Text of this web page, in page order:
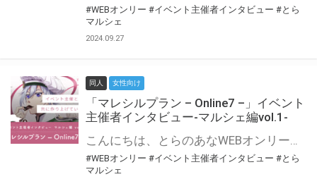
#WEBオンリー #イベント主催者インタビュー #とら
マルシェ
2024.09.27
同人 女性向け
「マレシルプラン – Online7 –」イベント
主催者インタビュー-マルシェ編vol.1-
こんにちは、とらのあなWEBオンリー運営スタッフです。 新たにお届けする、イベント主催者インタビュー-マルシェ編-は、 とらのあなWEBオンリー「マルシェ」をご利用した主催様に 「マルシェ」を使って開催した感想や心がけをお聞きする企画です。 今回は、WEBオンリー開催7回目迎えた「マレシルプラン – Online7 –」より、 主催の玉川うた様にお話を伺いました。 ▼マレシルプランのインタビュー前回記事 「イベント主催者インタビュー vol.6」はこちら 協力：玉川うた様（マレシルプラン実行委員会 代表）／イベント公式Twitter（@mallesil_plan） とらのあなWEBオンリー「マルシェ」とは？ WEBオンリーでリアルタイムでコミュニケーションがとれるオンライン会場です。
#WEBオンリー #イベント主催者インタビュー #とら
マルシェ